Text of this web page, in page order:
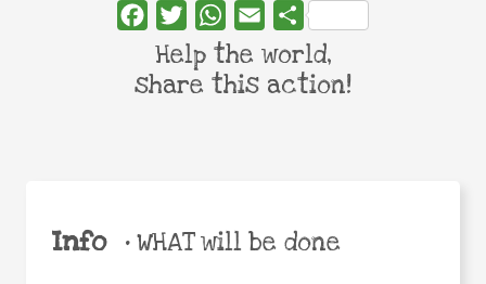
Info •WHAT will be done
FacebookTwitterWhatsApp
Email Share
Help the world,
share this action!